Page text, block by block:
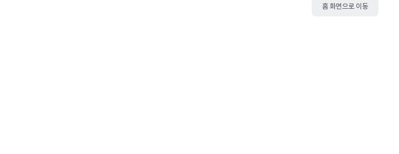
홈 화면으로 이동